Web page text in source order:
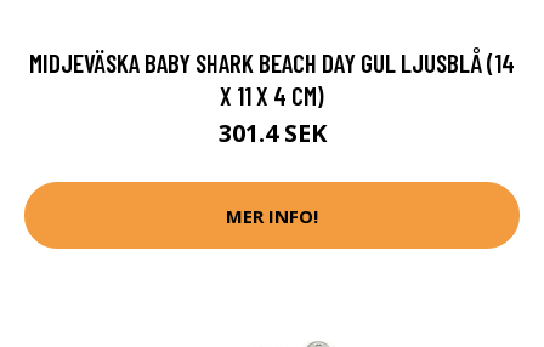
MIDJEVÄSKA BABY SHARK BEACH DAY GUL LJUSBLÅ (14
X 11 X 4 CM)
301.4 SEK
MER INFO!